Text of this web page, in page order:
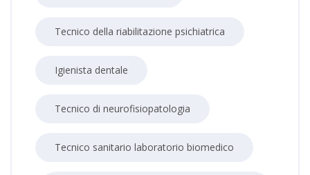
Tecnico della riabilitazione psichiatrica
Igienista dentale
Tecnico di neurofisiopatologia
Tecnico sanitario laboratorio biomedico